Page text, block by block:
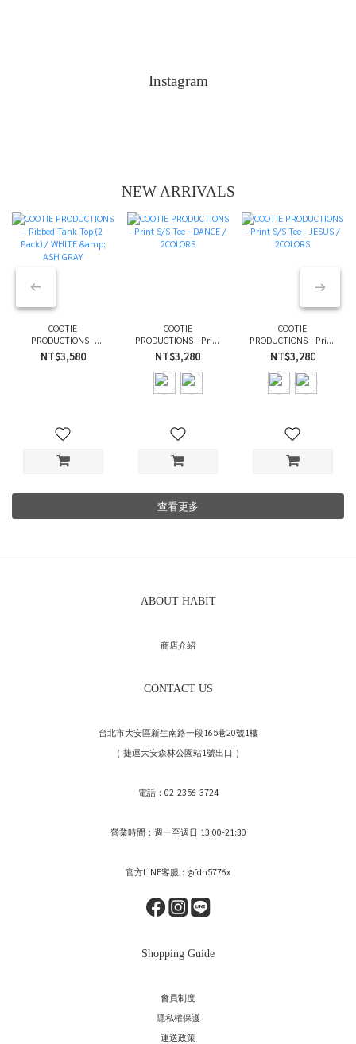
Instagram
NEW ARRIVALS
COOTIE
PRODUCTIONS -
Ribbed Tank Top (2
Pack) / WHITE & ASH
NT$3,580
COOTIE
PRODUCTIONS - Print
S/S Tee - DANCE /
2COLORS
NT$3,280
COOTIE
PRODUCTIONS - Print
S/S Tee - JESUS /
2COLORS
NT$3,280
查看更多
ABOUT HABIT
商店介紹
CONTACT US
台北市大安區新生南路一段165巷20號1樓
（ 捷運大安森林公園站1號出口 ）
電話：02-2356-3724
營業時間：週一至週日 13:00-21:30
官方LINE客服：@fdh5776x
Shopping Guide
會員制度
隱私權保護
運送政策